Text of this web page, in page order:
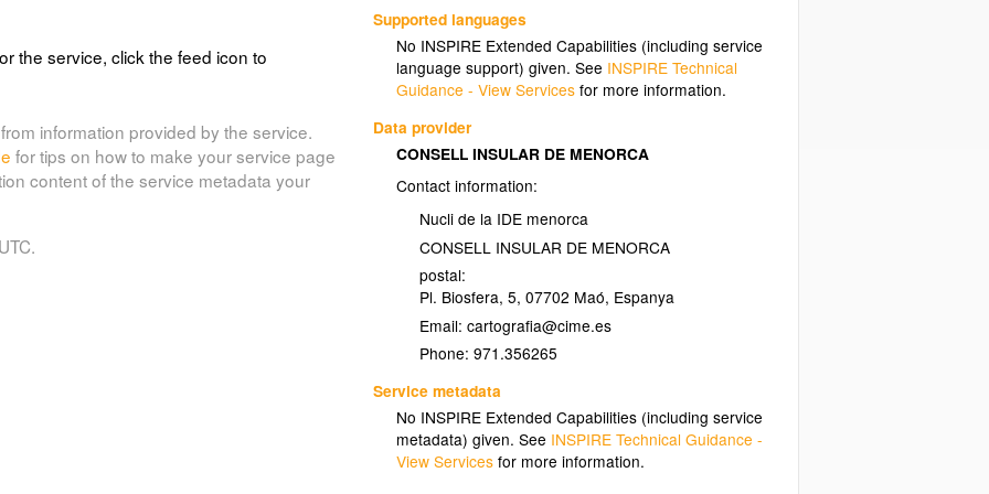
Supported languages
No INSPIRE Extended Capabilities (including service
language support) given. See INSPIRE Technical
Guidance - View Services for more information.
Data provider
CONSELL INSULAR DE MENORCA
Contact information:
Nucli de la IDE menorca
CONSELL INSULAR DE MENORCA
postal:
Pl. Biosfera, 5, 07702 Maó, Espanya
Email:
Phone: 971.356265
Service metadata
No INSPIRE Extended Capabilities (including service
metadata) given. See INSPIRE Technical Guidance -
View Services for more information.
capa s'ha creat a partir de la
com a base de referència de la
capa s'ha creat a partir de la
fonts d'informació de topònims del
the service, click the feed icon to
information provided by the service.
for tips on how to make your service page
content of the service metadata your